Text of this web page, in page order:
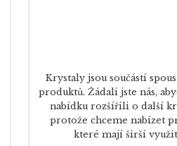
Krystaly jsou součástí
produktů. Žádali jste nás,
nabídku rozšířili o další
protože chceme nabízet
které mají širší